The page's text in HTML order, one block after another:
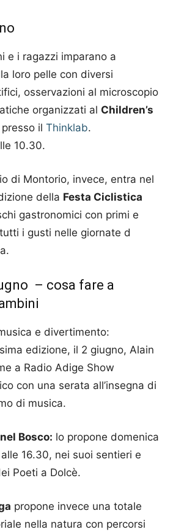
e i ragazzi imparano a
loro pelle con diversi
osservazioni al microscopio
organizzati al Children’s
presso il Thinklab.
10.30.
di Montorio, invece, entra nel
della Festa Ciclistica
gastronomici con primi e
i gusti nelle giornate d
– cosa fare a
e divertimento:
edizione, il 2 giugno, Alain
a Radio Adige Show
con una serata all’insegna di
di musica.
Bosco: lo propone domenica
16.30, nei suoi sentieri e
Poeti a Dolcè.
propone invece una totale
nella natura con percorsi